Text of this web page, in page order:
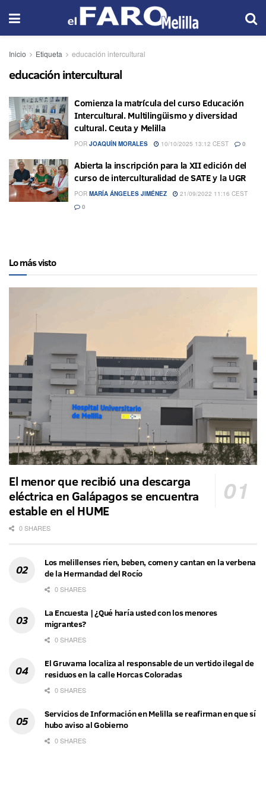
Inicio Etiqueta educación intercultural
educación intercultural
Comienza la matrícula del curso Educación
Intercultural. Multilingüismo y diversidad
cultural. Ceuta y Melilla
POR JOAQUÍN MORALES 10/10/2025 13:12 CEST 0
Abierta la inscripción para la XII edición del
curso de interculturalidad de SATE y la UGR
POR MARÍA ÁNGELES JIMÉNEZ
21/09/2022 11:16 CEST
0
Lo más visto
El menor que recibió una descarga
eléctrica en Galápagos se encuentra
estable en el HUME
0 SHARES
Los melillenses ríen, beben, comen y cantan en la verbena
de la Hermandad del Rocío
0 SHARES
La Encuesta | ¿Qué haría usted con los menores
migrantes?
0 SHARES
El Gruvama localiza al responsable de un vertido ilegal de
residuos en la calle Horcas Coloradas
0 SHARES
Servicios de Información en Melilla se reafirman en que sí
hubo aviso al Gobierno
0 SHARES